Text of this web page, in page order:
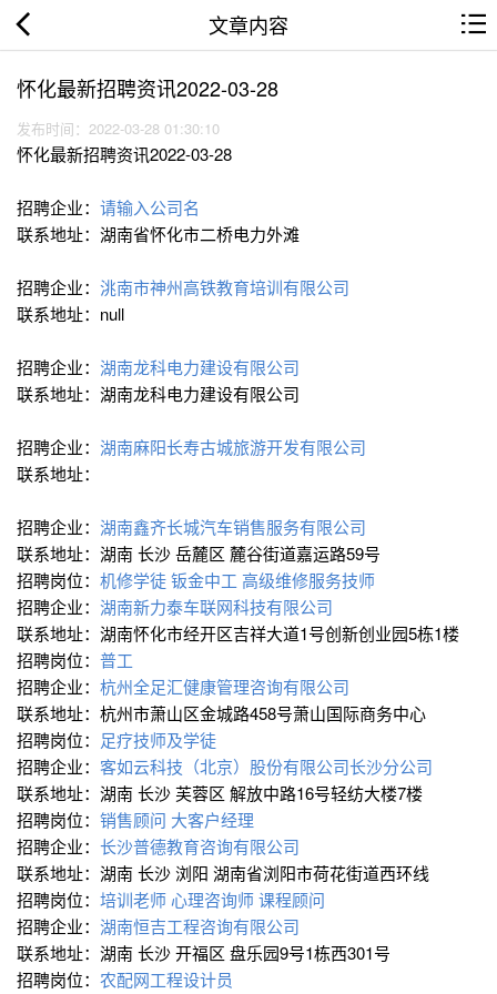
文章内容
怀化最新招聘资讯2022-03-28
发布时间：2022-03-28 01:30:10
怀化最新招聘资讯2022-03-28
招聘企业： 请输入公司名
联系地址：湖南省怀化市二桥电力外滩
招聘企业： 洮南市神州高铁教育培训有限公司
联系地址：null
招聘企业： 湖南龙科电力建设有限公司
联系地址：湖南龙科电力建设有限公司
招聘企业： 湖南麻阳长寿古城旅游开发有限公司
联系地址：
招聘企业： 湖南鑫齐长城汽车销售服务有限公司
联系地址：湖南 长沙 岳麓区 麓谷街道嘉运路59号
招聘岗位： 机修学徒钣金中工 高级维修服务技师
招聘企业： 湖南新力泰车联网科技有限公司
联系地址：湖南怀化市经开区吉祥大道1号创新创业园5栋1楼
招聘岗位： 普工
招聘企业： 杭州全足汇健康管理咨询有限公司
联系地址：杭州市萧山区金城路458号萧山国际商务中心
招聘岗位： 足疗技师及学徒
招聘企业： 客如云科技（北京）股份有限公司长沙分公司
联系地址：湖南 长沙 芙蓉区 解放中路16号轻纺大楼7楼
招聘岗位： 销售顾问 大客户经理
招聘企业： 长沙普德教育咨询有限公司
联系地址：湖南 长沙 浏阳 湖南省浏阳市荷花街道西环线
招聘岗位： 培训老师 心理咨询师课程顾问
招聘企业： 湖南恒吉工程咨询有限公司
联系地址：湖南 长沙 开福区 盘乐园9号1栋西301号
招聘岗位： 农配网工程设计员